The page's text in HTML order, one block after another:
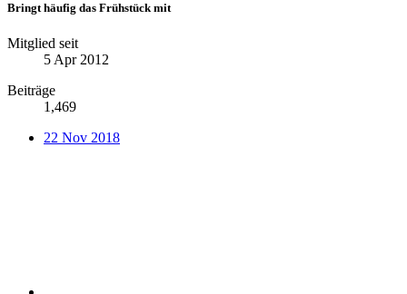
Bringt häufig das Frühstück mit
Mitglied seit
5 Apr 2012
Beiträge
1,469
22 Nov 2018